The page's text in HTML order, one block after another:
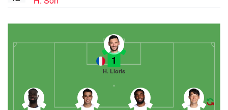
1
H. Lloris